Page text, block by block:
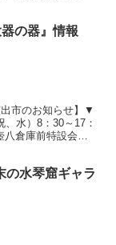
の器』情報
市のお知らせ】▼
水）8：30～17：
八倉庫前特設会
の水琴窟ギャラ